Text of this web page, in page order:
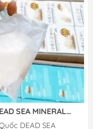
SEA MINERAL
Sóc Da Tự Nhiên
DEAD SEA